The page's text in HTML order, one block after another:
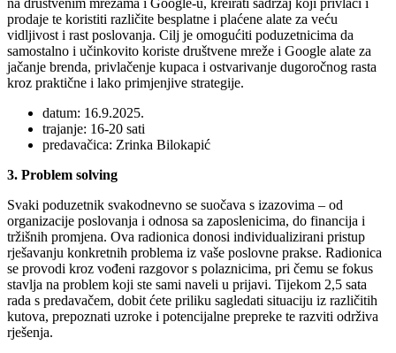
prodaje te koristiti različite besplatne i plaćene alate za veću
vidljivost i rast poslovanja. Cilj je omogućiti poduzetnicima da
samostalno i učinkovito koriste društvene mreže i Google alate za
jačanje brenda, privlačenje kupaca i ostvarivanje dugoročnog rasta
kroz praktične i lako primjenjive strategije.
datum: 16.9.2025.
trajanje: 16-20 sati
predavačica: Zrinka Bilokapić
3. Problem solving
Svaki poduzetnik svakodnevno se suočava s izazovima – od
organizacije poslovanja i odnosa sa zaposlenicima, do financija i
tržišnih promjena. Ova radionica donosi individualizirani pristup
rješavanju konkretnih problema iz vaše poslovne prakse. Radionica
se provodi kroz vođeni razgovor s polaznicima, pri čemu se fokus
stavlja na problem koji ste sami naveli u prijavi. Tijekom 2,5 sata
rada s predavačem, dobit ćete priliku sagledati situaciju iz različitih
kutova, prepoznati uzroke i potencijalne prepreke te razviti održiva
rješenja.